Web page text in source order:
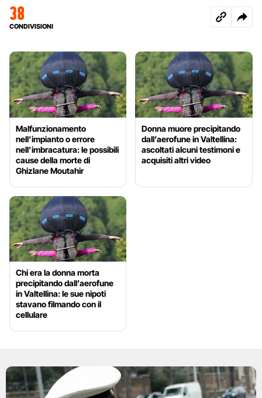
38
CONDIVISIONI
Malfunzionamento
nell’impianto o errore
nell’imbracatura: le possibili
cause della morte di
Ghizlane Moutahir
Donna muore precipitando
dall’aerofune in Valtellina:
ascoltati alcuni testimoni e
acquisiti altri video
Chi era la donna morta
precipitando dall’aerofune
in Valtellina: le sue nipoti
stavano filmando con il
cellulare